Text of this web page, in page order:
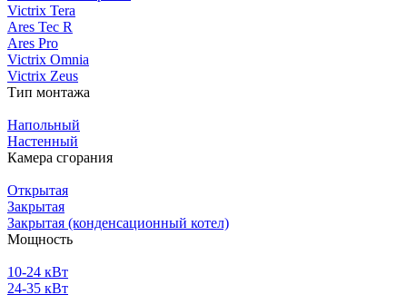
Victrix Tera
Ares Tec R
Ares Pro
Victrix Omnia
Victrix Zeus
Тип монтажа
Напольный
Настенный
Камера сгорания
Открытая
Закрытая
Закрытая (конденсационный котел)
Мощность
10-24 кВт
24-35 кВт